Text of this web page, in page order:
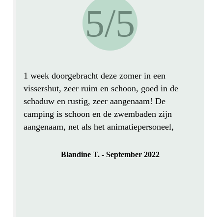
5/5
1 week doorgebracht deze zomer in een
vissershut, zeer ruim en schoon, goed in de
schaduw en rustig, zeer aangenaam! De
camping is schoon en de zwembaden zijn
aangenaam, net als het animatiepersoneel,
Blandine T. - September 2022